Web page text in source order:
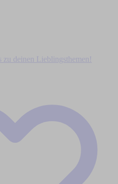
zu deinen Lieblingsthemen!